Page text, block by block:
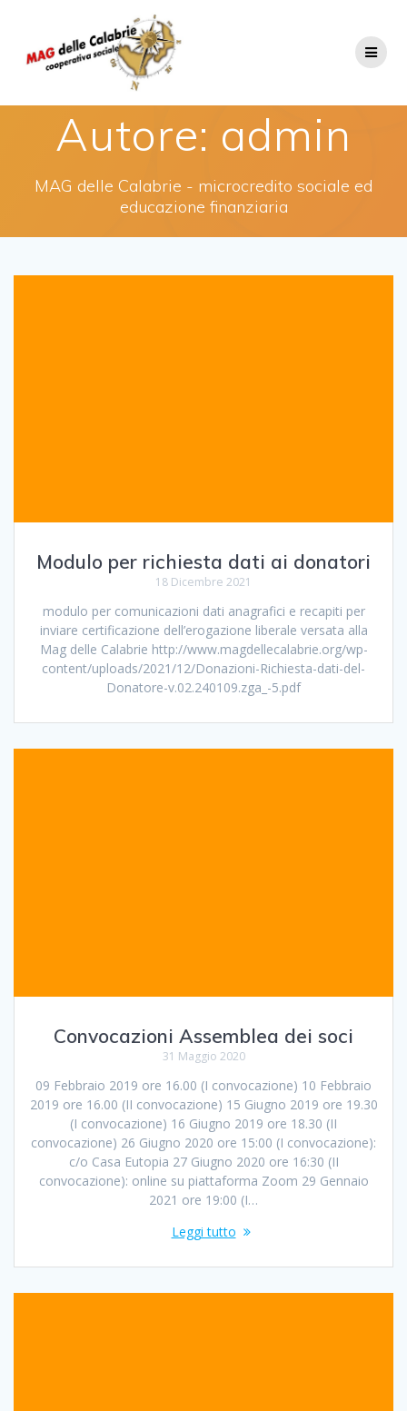
Autore: admin
MAG delle Calabrie - microcredito sociale ed
educazione finanziaria
Modulo per richiesta dati ai donatori
18 Dicembre 2021
modulo per comunicazioni dati anagrafici e recapiti per
inviare certificazione dell’erogazione liberale versata alla
Mag delle Calabrie http://www.magdellecalabrie.org/wp-
content/uploads/2021/12/Donazioni-Richiesta-dati-del-
Donatore-v.02.240109.zga_-5.pdf
Convocazioni Assemblea dei soci
31 Maggio 2020
09 Febbraio 2019 ore 16.00 (I convocazione) 10 Febbraio
2019 ore 16.00 (II convocazione) 15 Giugno 2019 ore 19.30
(I convocazione) 16 Giugno 2019 ore 18.30 (II
convocazione) 26 Giugno 2020 ore 15:00 (I convocazione):
c/o Casa Eutopia 27 Giugno 2020 ore 16:30 (II
convocazione): online su piattaforma Zoom 29 Gennaio
2021 ore 19:00 (I…
Leggi tutto